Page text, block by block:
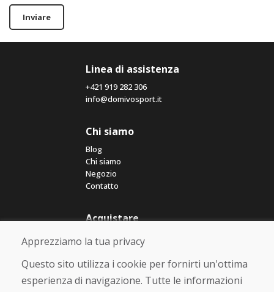
Inviare
Linea di assistenza
+421 919 282 306
info@domivosport.it
Chi siamo
Blog
Chi siamo
Negozio
Contatto
Acquistare
Negozio online
Termini e condizioni commerciali
Spedizione e pagamento
Reso e cambio merce
Apprezziamo la tua privacy
Questo sito utilizza i cookie per fornirti un'ottima
esperienza di navigazione. Tutte le informazioni